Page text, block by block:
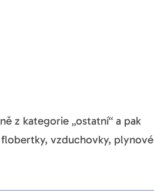
z kategorie „ostatní“ a pak
vzduchovky, plynové